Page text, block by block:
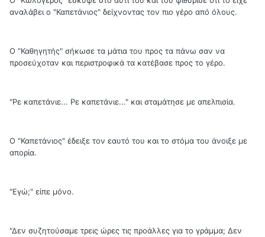
αναλάβει ο "Καπετάνιος" δείχνοντας τον πιο γέρο από όλους.
Ο "Καθηγητής" σήκωσε τα μάτια του προς τα πάνω σαν να
προσεύχοταν και περιστροφικά τα κατέβασε προς το γέρο.
"Ρε καπετάνιε... Ρε καπετάνιε..." και σταμάτησε με απελπισία.
Ο "Καπετάνιος" έδειξε τον εαυτό του και το στόμα του άνοιξε με
απορία.
"Εγώ;" είπε μόνο.
"Δεν συζητούσαμε τρεις ώρες τις προάλλες για το γράμμα; Δεν